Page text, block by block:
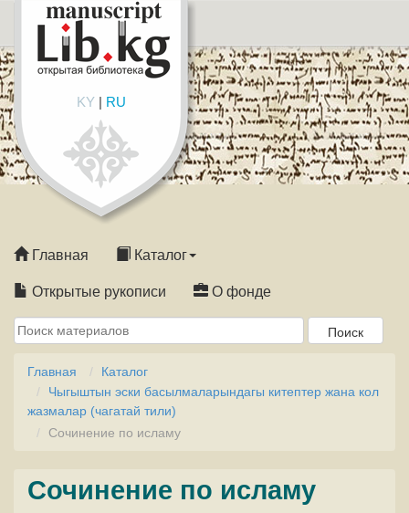
KY| RU
Главная Каталог
Открытые рукописи О фонде
Главная
Каталог
Чыгыштын эски басылмаларындагы китептер жана кол
жазмалар (чагатай тили)
Сочинение по исламу
Сочинение по исламу